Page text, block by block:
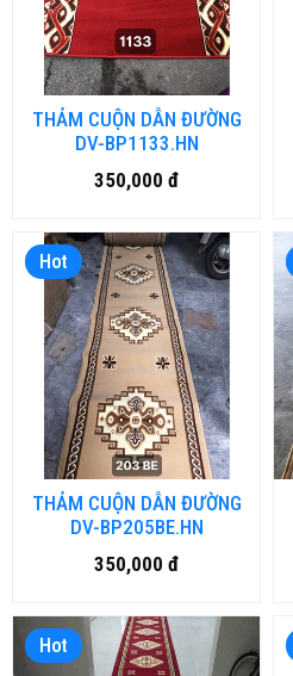
THẢM CUỘN DẪN ĐƯỜNG
DV-BP1133.HN
350,000 đ
Hot
THẢM CUỘN DẪN ĐƯỜNG
DV-BP205BE.HN
350,000 đ
Hot